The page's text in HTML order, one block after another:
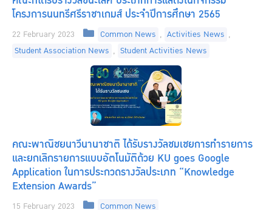
โครงการนนทรีศรีราชาเกมส์ ประจำปีการศึกษา 2565
22 February 2023 Categories
Common News , Activities News ,
Student Association News , Student Activities News
คณะพาณิชยนาวีนานาชาติ ได้รับรางวัลชมเชยการทำรายการ
และยกเลิกรายการแบบอัตโนมัติด้วย KU goes Google
Application ในการประกวดรางวัลประเภท “Knowledge
Extension Awards”
15 February 2023 Categories
Common News